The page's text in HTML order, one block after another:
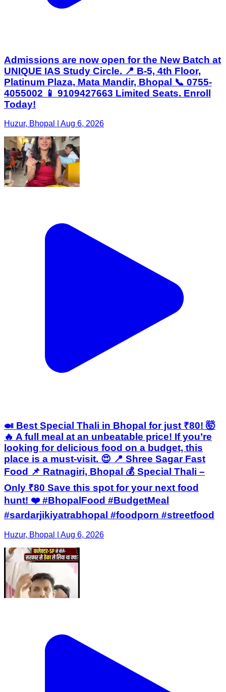
Admissions are now open for the New Batch at
UNIQUE IAS Study Circle. 📍 B-5, 4th Floor,
Platinum Plaza, Mata Mandir, Bhopal 📞 0755-
4055002 📱 9109427663 Limited Seats. Enroll
Today!
Huzur, Bhopal | Aug 6, 2026
🍛 Best Special Thali in Bhopal for just ₹80! 🤯
🔥 A full meal at an unbeatable price! If you’re
looking for delicious food on a budget, this
place is a must-visit. 😍 📍 Shree Sagar Fast
Food 📌 Ratnagiri, Bhopal 💰 Special Thali –
Only ₹80 Save this spot for your next food
hunt! ❤️ #BhopalFood #BudgetMeal
#sardarjikiyatrabhopal #foodporn #streetfood
Huzur, Bhopal | Aug 6, 2026